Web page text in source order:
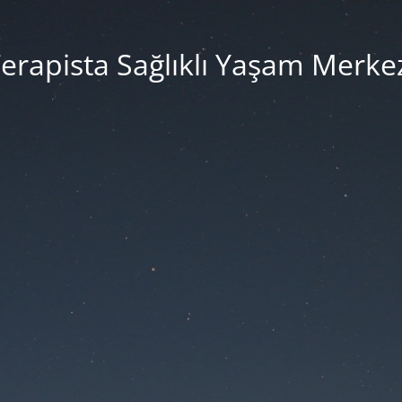
Sağlıklı Yaşam